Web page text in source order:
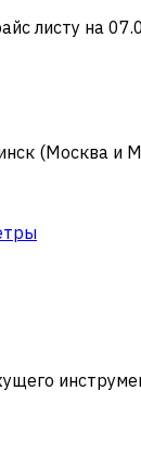
листу на
(Москва и